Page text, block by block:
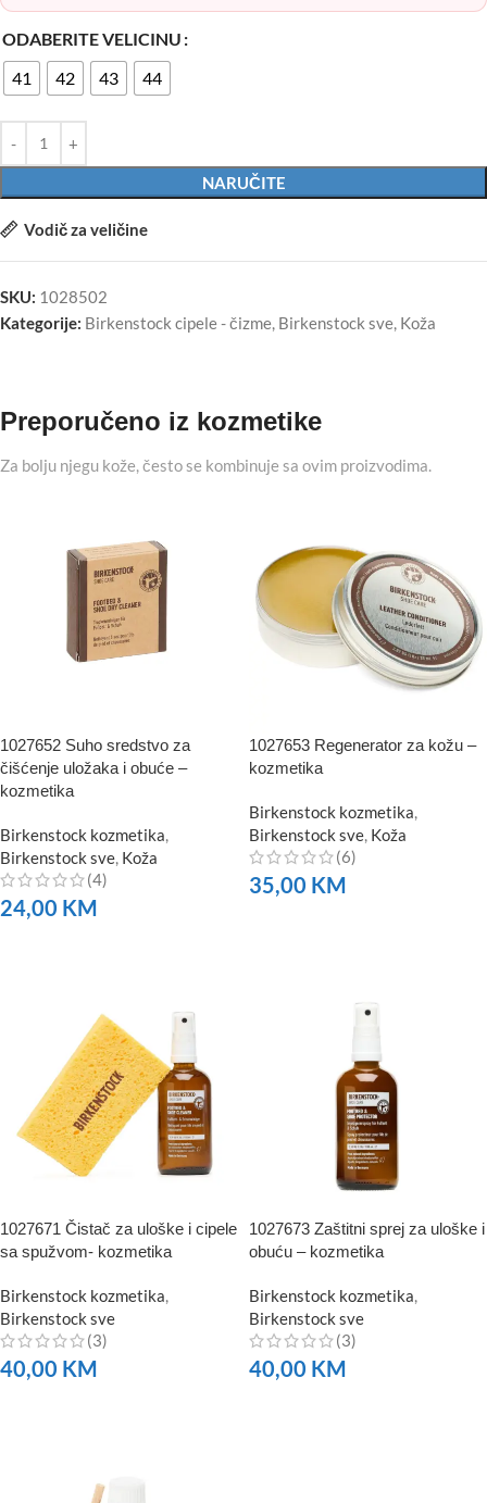
ODABERITE VELICINU
41
42 43 44
NARUČITE
Vodič za veličine
SKU: 1028502
Kategorije: Birkenstock cipele - čizme Birkenstock sve Koža
Preporučeno iz kozmetike
Za bolju njegu kože, često se kombinuje sa ovim proizvodima.
1027652 Suho sredstvo za
čišćenje uložaka i obuće –
kozmetika
Birkenstock kozmetika
Birkenstock sve Koža
(4)
24,00 KM
1027653 Regenerator za kožu –
kozmetika
Birkenstock kozmetika
Birkenstock sve Koža
(6)
35,00 KM
1027671 Čistač za uloške i cipele
sa spužvom- kozmetika
Birkenstock kozmetika
Birkenstock sve
(3)
40,00 KM
1027673 Zaštitni sprej za uloške i
obuću – kozmetika
Birkenstock kozmetika
Birkenstock sve
(3)
40,00 KM